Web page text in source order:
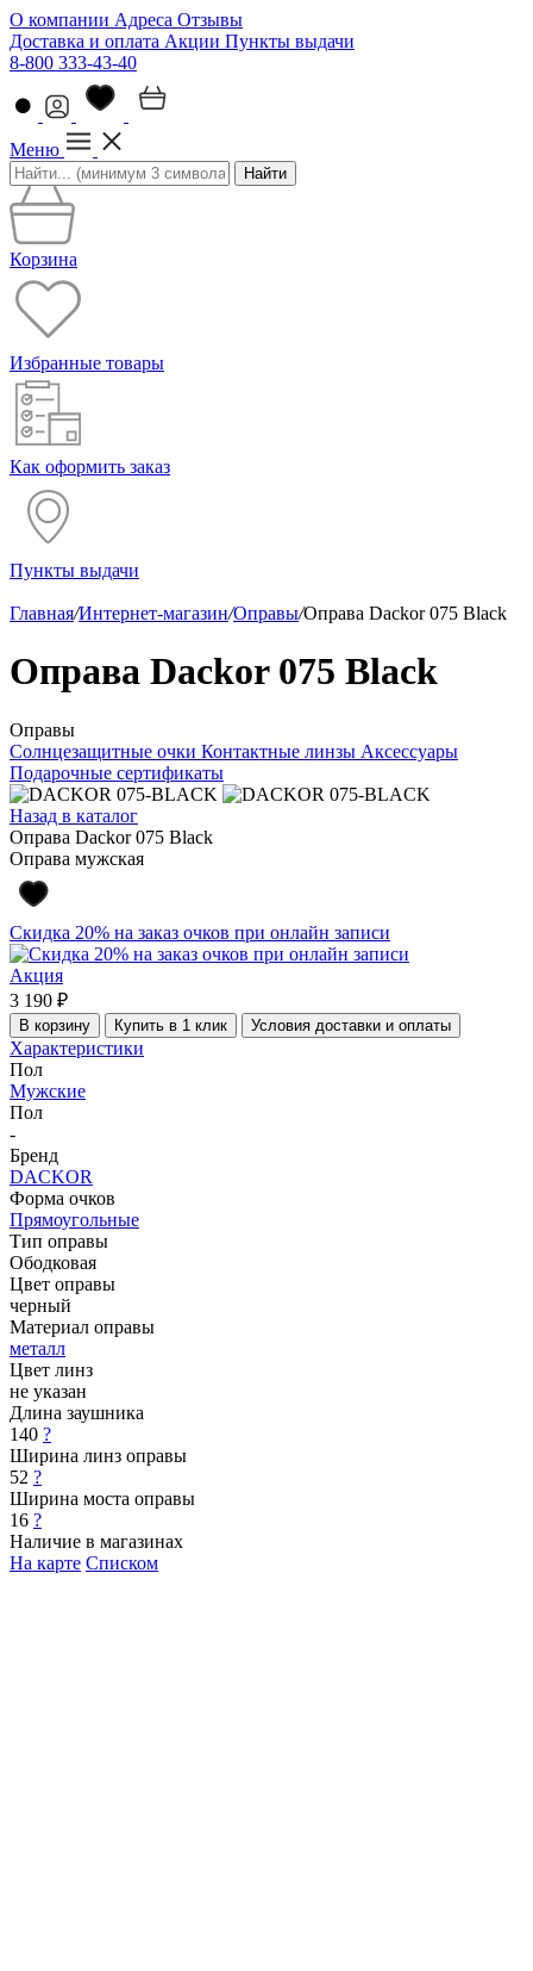
О компании Адреса Отзывы
Доставка и оплата Акции Пункты выдачи
8-800 333-43-40
Меню
Найти
Корзина
Избранные товары
Как оформить заказ
Пункты выдачи
Главная/Интернет-магазин/Оправы/Оправа Dackor 075 Black
Оправа Dackor 075 Black
Оправы
Солнцезащитные очки Контактные линзы Аксессуары
Подарочные сертификаты
Назад в каталог
Оправа Dackor 075 Black
Оправа мужская
Скидка 20% на заказ очков при онлайн записи
Акция
3 190 ₽
В корзину Купить в 1 клик Условия доставки и оплаты
Характеристики
Пол
Мужские
Пол
-
Бренд
DACKOR
Форма очков
Прямоугольные
Тип оправы
Ободковая
Цвет оправы
черный
Материал оправы
металл
Цвет линз
не указан
Длина заушника
140 ?
Ширина линз оправы
52 ?
Ширина моста оправы
16 ?
Наличие в магазинах
На карте Списком